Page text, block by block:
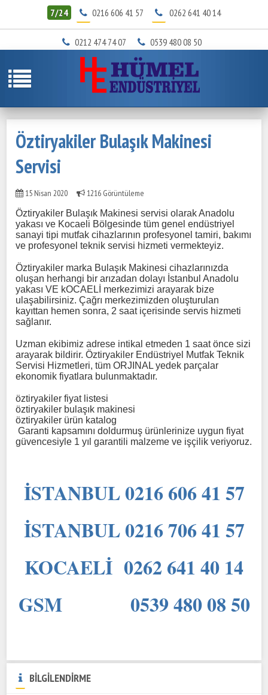
7/24 0216 606 41 57 0262 641 40 14
0212 474 74 07 0539 480 08 50
Öztiryakiler Bulaşık Makinesi
Servisi
15 Nisan 2020 1216 Görüntüleme
Öztiryakiler Bulaşık Makinesi servisi olarak Anadolu
yakası ve Kocaeli Bölgesinde tüm genel endüstriyel
sanayi tipi mutfak cihazlarının profesyonel tamiri, bakımı
ve profesyonel teknik servisi hizmeti vermekteyiz.
Öztiryakiler marka Bulaşık Makinesicihazlarınızda
oluşan herhangi bir arızadan dolayı İstanbul Anadolu
yakası VE kOCAELİ merkezimizi arayarak bize
ulaşabilirsiniz. Çağrı merkezimizden oluşturulan
kayıttan hemen sonra, 2 saat içerisinde servis hizmeti
sağlanır.
Uzman ekibimiz adrese intikal etmeden 1 saat önce sizi
arayarak bildirir. Öztiryakiler Endüstriyel Mutfak Teknik
Servisi Hizmetleri, tüm ORJINAL yedek parçalar
ekonomik fiyatlara bulunmaktadır.
öztiryakiler fiyat listesi
öztiryakiler bulaşık makinesi
öztiryakiler ürün katalog
Garanti kapsamını doldurmuş ürünlerinize uygun fiyat
güvencesiyle 1 yıl garantili malzeme ve işçilik veriyoruz.
İSTANBUL 0216 606 41 57
İSTANBUL 0216 706 41 57
KOCAELİ 0262 641 40 14
GSM 0539 480 08 50
BİLGİLENDİRME